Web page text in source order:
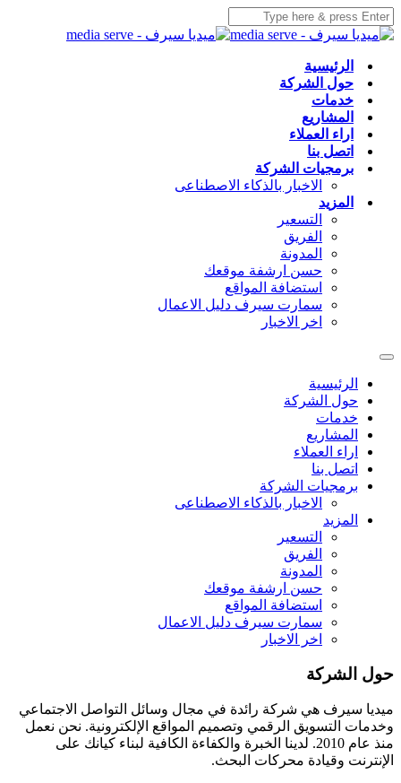
الرئيسية
حول الشركة
خدمات
المشاريع
اراء العملاء
اتصل بنا
برمجيات الشركة
الاخبار بالذكاء الاصطناعى
المزيد
التسعير
الفريق
المدونة
حسن ارشفة موقعك
استضافة المواقع
سمارت سيرف دليل الاعمال
اخر الاخبار
الرئيسية
حول الشركة
خدمات
المشاريع
اراء العملاء
اتصل بنا
برمجيات الشركة
الاخبار بالذكاء الاصطناعى
المزيد
التسعير
الفريق
المدونة
حسن ارشفة موقعك
استضافة المواقع
سمارت سيرف دليل الاعمال
اخر الاخبار
حول الشركة
ميديا ​​سيرف هي شركة رائدة في مجال وسائل التواصل الاجتماعي
وخدمات التسويق الرقمي وتصميم المواقع الإلكترونية. نحن نعمل
منذ عام 2010. لدينا الخبرة والكفاءة الكافية لبناء كيانك على
الإنترنت وقيادة محركات البحث.